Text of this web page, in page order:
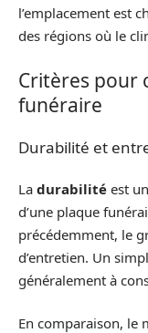
l’emplacement est
des régions où le
Critères pour
funéraire
Durabilité et
La durabilité est
d’une plaque
précédemment, le
d’entretien. Un
généralement à
En comparaison, le